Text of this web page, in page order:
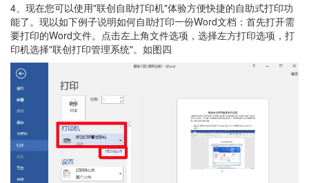
4、现在您可以使用"联创自助打印机"体验方便快捷的自助式打印功
能了。现以如下例子说明如何自助打印一份Word文档：首先打开需
要打印的Word文件。点击左上角文件选项，选择左方打印选项，打
印机选择"联创打印管理系统"。如图四